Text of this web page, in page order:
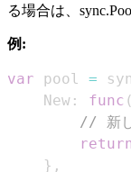
る場合は、
例:
var pool =
    New
: func (
// 新し
return
} ,